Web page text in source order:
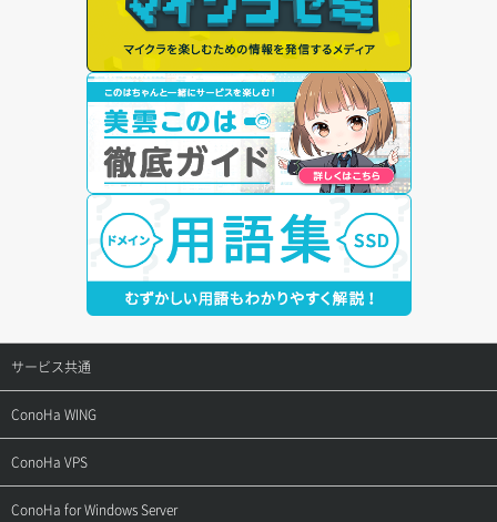
サービス共通
サポートトップ
ご契約・お支払い
ConoHa WING
サポートトップ
ご利用ガイド
ConoHa VPS
サポートトップ
ConoHa for Windows Server